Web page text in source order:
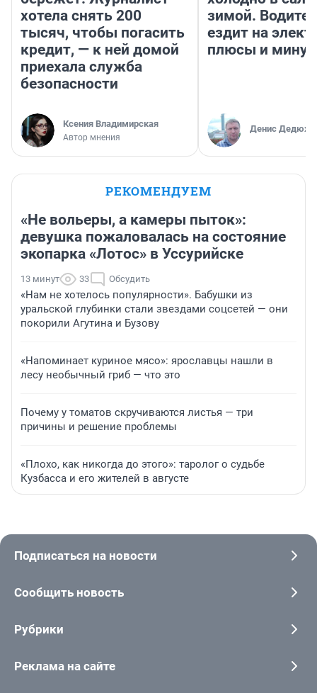
хотела снять 200
тысяч, чтобы погасить
кредит, — к ней домой
приехала служба
безопасности
Ксения Владимирская
Автор мнения
зимой.
ездит на
плюсы и
Денис
РЕКОМЕНДУЕМ
«Не вольеры, а камеры пыток»:
девушка пожаловалась на состояние
экопарка «Лотос» в Уссурийске
13 минут 33 Обсудить
«Нам не хотелось популярности». Бабушки из
уральской глубинки стали звездами соцсетей — они
покорили Агутина и Бузову
«Напоминает куриное мясо»: ярославцы нашли в
лесу необычный гриб — что это
Почему у томатов скручиваются листья — три
причины и решение проблемы
«Плохо, как никогда до этого»: таролог о судьбе
Кузбасса и его жителей в августе
Подписаться на новости
Сообщить новость
Рубрики
Реклама на сайте